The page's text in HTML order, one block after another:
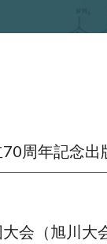
周年記念
会（旭川大